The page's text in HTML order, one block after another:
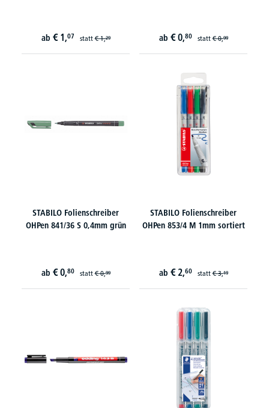
ab € 1,07 statt€ 1,29 ab € 0,80 statt€ 0,99
STABILO Folienschreiber
OHPen 841/36 S 0,4mm grün
ab € 0,80 statt€ 0,99
STABILO Folienschreiber
OHPen 853/4 M 1mm sortiert
ab € 2,60 statt€ 3,19